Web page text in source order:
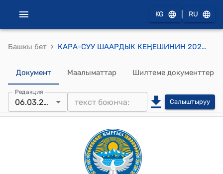
KG RU
Башкы бет › КАРА-СУУ ШААРДЫК КЕҢЕШИНИН 2024-жылдын 6-марты № 23/7 «Кара-Суу шаар мэриясы» мекемесине «Сарай айыл өкмөтү» мекемесин кошуу жолу менен кайра түзүү жөнүндө токтому
Документ Маалыматтар Шилтеме документтер
Редакция
06.03.2024 Салыштыруу